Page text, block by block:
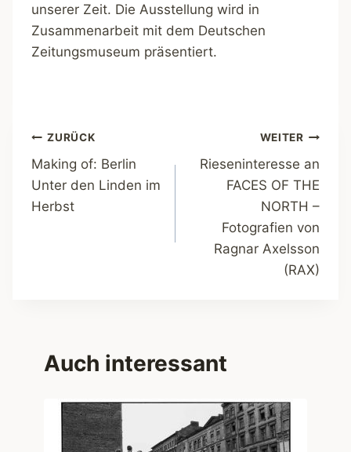
unserer Zeit. Die Ausstellung wird in
Zusammenarbeit mit dem Deutschen
Zeitungsmuseum präsentiert.
Beitragsnavigation
ZURÜCK
Making of: Berlin
Unter den Linden im
Herbst
WEITER
Rieseninteresse an
FACES OF THE
NORTH –
Fotografien von
Ragnar Axelsson
(RAX)
Auch interessant